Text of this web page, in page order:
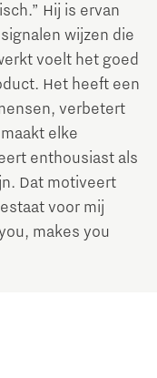
Hij is ervan
wijzen die
voelt het goed
Het heeft een
verbetert
elke
enthousiast als
Dat motiveert
voor mij
makes you